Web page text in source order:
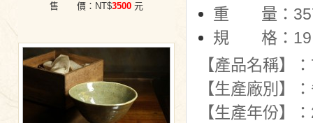
售 價：NT$3500 元
重 量：
規 格：
【產品名稱】
【生產廠別】
【生產年份】